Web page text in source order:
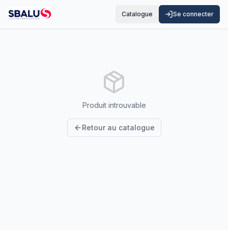
Catalogue Se connecter
Produit introuvable
Retour au catalogue